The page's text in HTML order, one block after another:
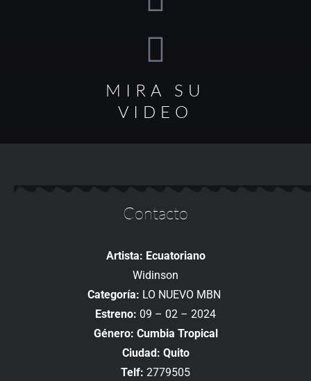
MIRA SU
VIDEO
Contacto
Artista: Ecuatoriano
Widinson
Categoría: LO NUEVO MBN
Estreno: 09 – 02 – 2024
Género: Cumbia Tropical
Ciudad: Quito
Telf: 2779505